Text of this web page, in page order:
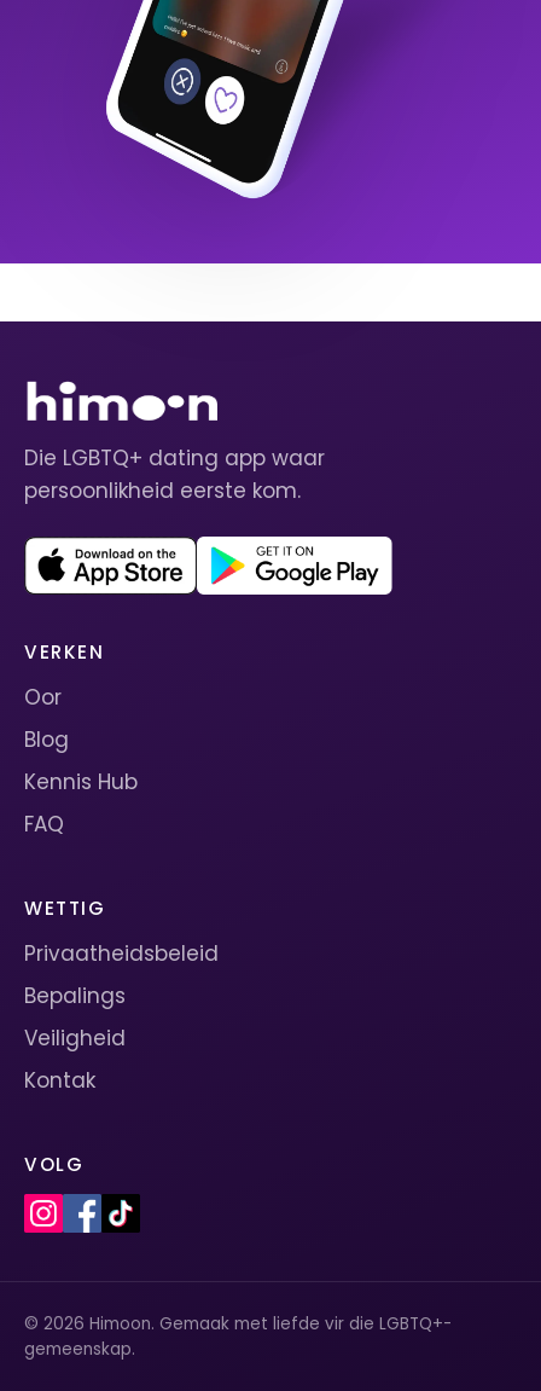
Die LGBTQ+ dating app waar
persoonlikheid eerste kom.
VERKEN
Oor
Blog
Kennis Hub
FAQ
WETTIG
Privaatheidsbeleid
Bepalings
Veiligheid
Kontak
VOLG
© 2026 Himoon. Gemaak met liefde vir die LGBTQ+-
gemeenskap.